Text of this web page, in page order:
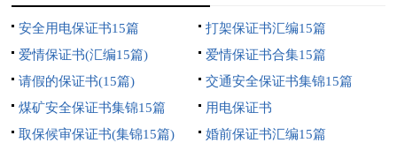
安全用电保证书15篇
打架保证书汇编15篇
爱情保证书(汇编15篇)
爱情保证书合集15篇
请假的保证书(15篇)
交通安全保证书集锦15篇
煤矿安全保证书集锦15篇
用电保证书
取保候审保证书(集锦15篇)
婚前保证书汇编15篇